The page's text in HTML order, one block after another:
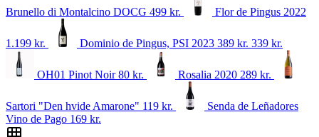
Brunello di Montalcino DOCG 499 kr. Flor de Pingus 2022
1.199 kr. Dominio de Pingus, PSI 2023 389 kr. 339 kr.
OH01 Pinot Noir80 kr. Rosalia 2020 289 kr.
Sartori "Den hvide Amarone" 119 kr.
Senda de Leñadores
Vino de Pago 169 kr.